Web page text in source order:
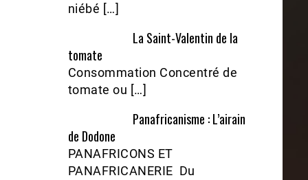
niébé […]
La Saint-Valentin de la
tomate
Consommation Concentré de
tomate ou […]
Panafricanisme : L’airain
de Dodone
PANAFRICONS ET
PANAFRICANERIE Du